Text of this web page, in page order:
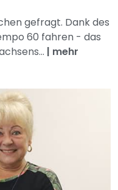
gefragt. Dank des
60 fahren - das
| mehr